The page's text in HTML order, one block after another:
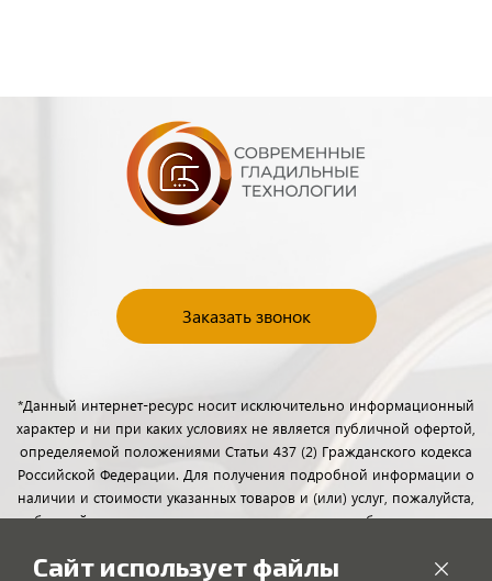
Заказать звонок
*Данный интернет-ресурс носит исключительно информационный
характер и ни при каких условиях не является публичной офертой,
определяемой положениями Статьи 437 (2) Гражданского кодекса
Российской Федерации. Для получения подробной информации о
наличии и стоимости указанных товаров и (или) услуг, пожалуйста,
обращайтесь к менеджерам отдела клиентского обслуживания с
Сайт использует файлы